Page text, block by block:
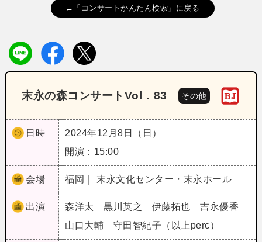
←「コンサートかんたん検索」に戻る
末永の森コンサートVol．83 その他
日時
2024年12月8日（日）
開演：15:00
会場 福岡｜ 末永文化センター・末永ホール
出演
森洋太 黒川英之 伊藤拓也 吉永優香
山口大輔 守田智紀子（以上perc）